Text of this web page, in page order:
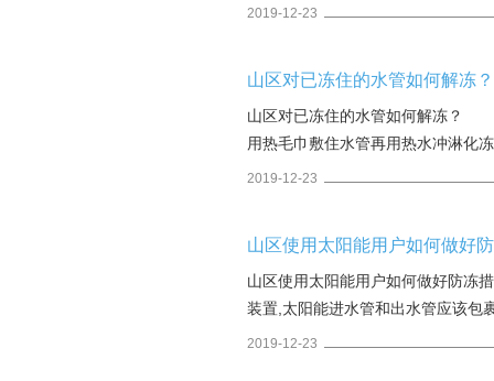
2019-12-23
山区对已冻住的水管如何解冻？
山区对已冻住的水管如何解冻？
用热毛巾敷住水管再用热水冲淋化
冻天气,用户在采取防冻措施的同时
2019-12-23
山区使用太阳能用户如何做好
山区使用太阳能用户如何做好防
装置,太阳能进水管和出水管应该包
2019-12-23